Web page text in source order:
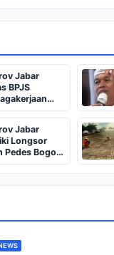
Jabar
BPJS
Jabar
Longsor
Pedes Bogor
Miliar